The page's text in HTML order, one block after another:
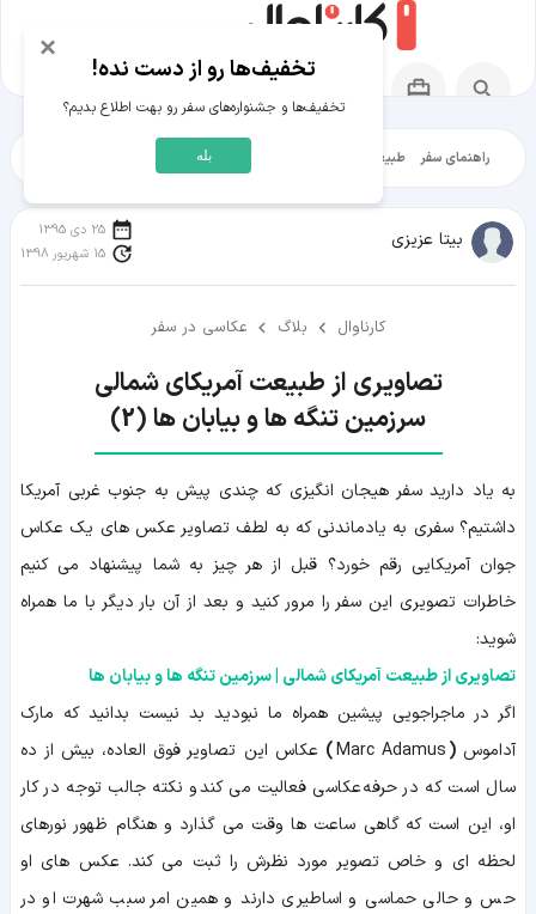
راهنمای سفر طبیعت‌گردی شهرگردی
بیتا عزیزی
25 دی 1395
15 شهریور 1398
کارناوال بلاگ عکاسی در سفر
سرزمین تنگه ها و بیابان ها (2)
به یاد دارید سفر هیجان انگیزی که چندی پیش به جنوب غربی آمریکا
داشتیم؟ سفری به یادماندنی که به لطف تصاویر عکس های یک عکاس
جوان آمریکایی رقم خورد؟ قبل از هر چیز به شما پیشنهاد می کنیم
خاطرات تصویری این سفر را مرور کنید و بعد از آن بار دیگر با ما همراه
شوید:
تصاویری از طبیعت آمریکای شمالی | سرزمین تنگه ها و بیابان ها
اگر در ماجراجویی پیشین همراه ما نبودید بد نیست بدانید که مارک
آداموس(
Marc Adamus
) عکاس این تصاویر فوق العاده، بیش از ده
سال است که در حرفه عکاسی فعالیت می کند و نکته جالب توجه در کار
او، این است که گاهی ساعت ها وقت می گذارد و هنگام ظهور نورهای
لحظه ای و خاص تصویر مورد نظرش را ثبت می کند. عکس های او
حس و حالی حماسی و اساطیری دارند و همین امر سبب شهرت او در
×
تخفیف‌ها رو از دست نده!
تخفیف‌ها و جشنواره‌های سفر رو بهت اطلاع بدیم؟
بله